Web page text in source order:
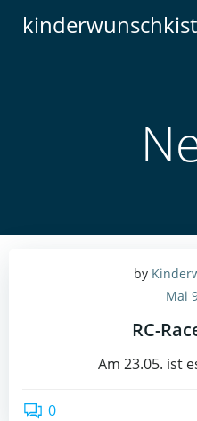
by
Mai
RC-
Am 23.05. ist
0